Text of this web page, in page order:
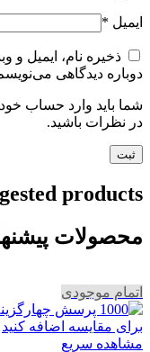
ایمیل *
ذخیره نام، ایمیل و
دوباره دیدگاهی
شما باید وارد حساب
در نظرات باشید.
products
محصولات
اتمام موجودی
برای مقایسه اضافه کنید
مشاهده سریع